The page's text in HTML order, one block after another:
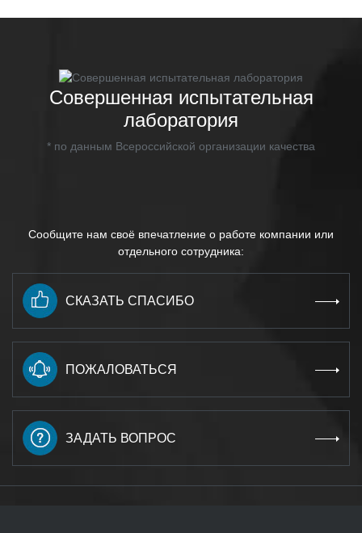
Совершенная испытательная
лаборатория
* по данным Всероссийской организации качества
Сообщите нам своё впечатление о работе компании или
отдельного сотрудника:
СКАЗАТЬ СПАСИБО
ПОЖАЛОВАТЬСЯ
ЗАДАТЬ ВОПРОС